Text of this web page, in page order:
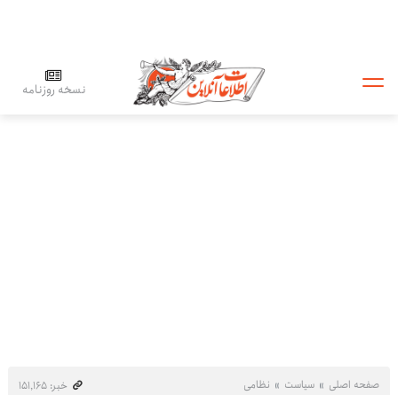
نسخه روزنامه
صفحه اصلی سیاست نظامی
خبر: ۱۵۱٬۱۶۵